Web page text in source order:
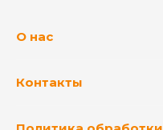
О нас
Контакты